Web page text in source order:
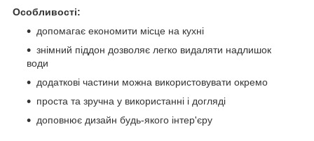
Особливості:
допомагає економити місце на кухні
знімний піддон дозволяє легко видаляти надлишок
води
додаткові частини можна використовувати окремо
проста та зручна у використанні і догляді
доповнює дизайн будь-якого інтер'єру